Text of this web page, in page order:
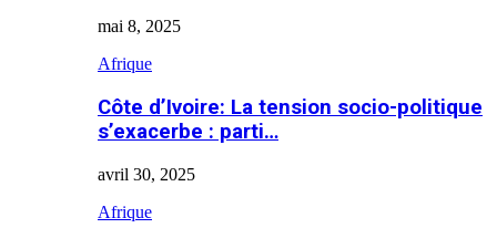
mai 8, 2025
Afrique
Côte d’Ivoire: La tension socio-politique
s’exacerbe : parti…
avril 30, 2025
Afrique